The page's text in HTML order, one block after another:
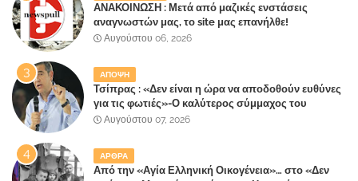
ΑΝΑΚΟΙΝΩΣΗ : Μετά από μαζικές ενστάσεις
αναγνωστών μας, το site μας επανήλθε!
Αυγούστου 06, 2026
ΑΠΟΨΗ
Τσίπρας : «Δεν είναι η ώρα να αποδοθούν ευθύνες
για τις φωτιές»-Ο καλύτερος σύμμαχος του
Μητσοτάκη
Αυγούστου 07, 2026
ΑΡΘΡΑ
Από την «Αγία Ελληνική Οικογένεια»… στο «Δεν